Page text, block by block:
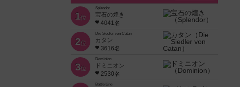
1位
Splendor
宝石の煌き
4041名
2位
Die Siedler von Catan
カタン
3616名
3位
Dominion
ドミニオン
2530名
Battle Line